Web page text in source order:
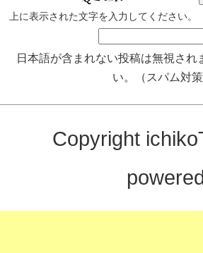
上に表示された文字を入力してください。
日本語が含まれない投稿は無視され
い。（スパム対
Copyright